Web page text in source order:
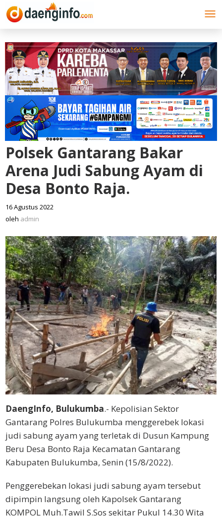
Lewati
ke
Polsek Gantarang Bakar
Arena Judi Sabung Ayam di
Desa Bonto Raja.
16 Agustus 2022
oleh admin
DaengInfo, Bulukumba.- Kepolisian Sektor
Gantarang Polres Bulukumba menggerebek lokasi
judi sabung ayam yang terletak di Dusun Kampung
Beru Desa Bonto Raja Kecamatan Gantarang
Kabupaten Bulukumba, Senin (15/8/2022).
Penggerebekan lokasi judi sabung ayam tersebut
dipimpin langsung oleh Kapolsek Gantarang
KOMPOL Muh.Tawil S.Sos sekitar Pukul 14.30 Wita